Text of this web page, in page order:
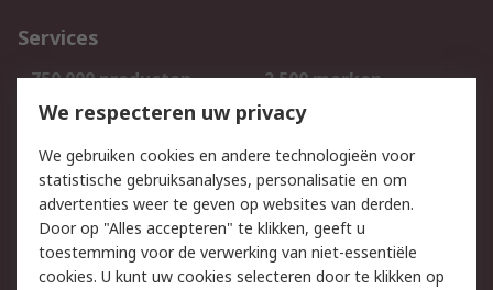
Services
750.000 producten
2.500 merken
Bestellen
Inkoopoplossingen
Track & Trace
Wettelijk
Cookiebeleid
Email veiligheid
We respecteren uw privacy
We gebruiken cookies en andere technologieën voor
statistische gebruiksanalyses, personalisatie en om
advertenties weer te geven op websites van derden.
Door op "Alles accepteren" te klikken, geeft u
toestemming voor de verwerking van niet-essentiële
cookies. U kunt uw cookies selecteren door te klikken op